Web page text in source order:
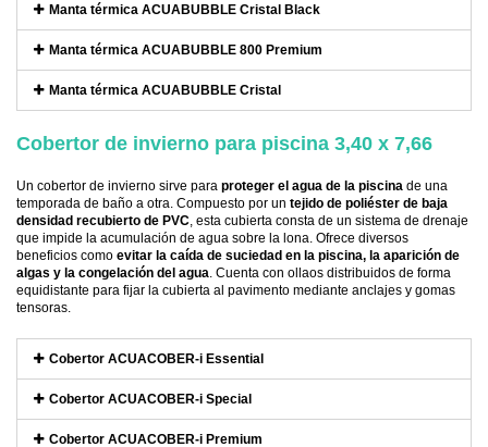
Manta térmica ACUABUBBLE Cristal Black
Manta térmica ACUABUBBLE 800 Premium
Manta térmica ACUABUBBLE Cristal
Cobertor de invierno para piscina 3,40 x 7,66
Un cobertor de invierno sirve para proteger el agua de la piscina de una
temporada de baño a otra. Compuesto por un tejido de poliéster de baja
densidad recubierto de PVC , esta cubierta consta de un sistema de drenaje
que impide la acumulación de agua sobre la lona. Ofrece diversos
beneficios como evitar la caída de suciedad en la piscina, la aparición de
algas y la congelación del agua . Cuenta con ollaos distribuidos de forma
equidistante para fijar la cubierta al pavimento mediante anclajes y gomas
tensoras.
Cobertor ACUACOBER-i Essential
Cobertor ACUACOBER-i Special
Cobertor ACUACOBER-i Premium